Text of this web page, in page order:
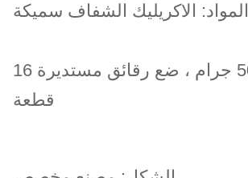
المواد: الاكريليك الشفاف سميكة
الوزن: 500 جرام ، ضع رقائق مستديرة 16
قطعة